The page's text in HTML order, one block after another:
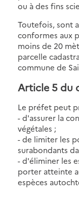
ou à des fins
Toutefois, sont
conformes aux
moins de 20
parcelle
commune de
Article 5 du
Le préfet peut
- d'assurer la
végétales ;
- de limiter les
surabondants
- d'éliminer les
porter atteinte
espèces